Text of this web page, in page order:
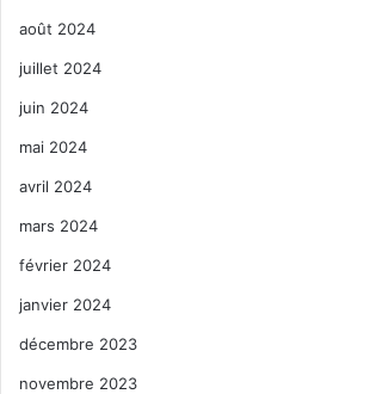
août 2024
juillet 2024
juin 2024
mai 2024
avril 2024
mars 2024
février 2024
janvier 2024
décembre 2023
novembre 2023